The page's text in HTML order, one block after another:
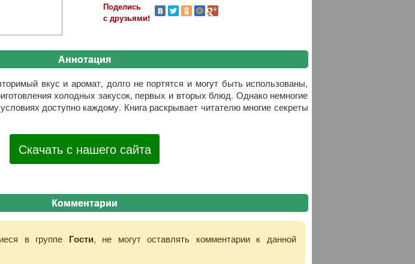
Поделись
с друзьями!
Аннотация
вкус и аромат, долго не портятся и могут быть использованы,
холодных закусок, первых и вторых блюд. Однако немногие
доступно каждому. Книга раскрывает читателю многие секреты
Скачать с нашего сайта
Комментарии
в группе Гости, не могут оставлять комментарии к данной